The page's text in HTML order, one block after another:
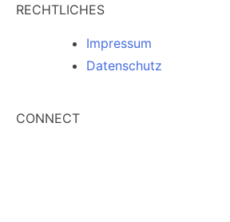
RECHTLICHES
Impressum
Datenschutz
CONNECT